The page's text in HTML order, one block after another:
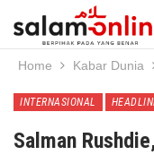
Home Kabar Dunia
INTERNASIONAL
Salman